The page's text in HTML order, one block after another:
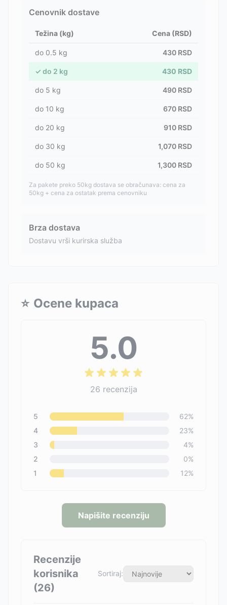
Cenovnik dostave
Težina (kg) Cena (RSD)
do 0.5 kg 430 RSD
✓ do 2 kg 430 RSD
do 5 kg 490 RSD
do 10 kg 670 RSD
do 20 kg 910 RSD
do 30 kg 1,070 RSD
do 50 kg 1,300 RSD
Za pakete preko 50kg dostava se obračunava: cena za
50kg + cena za ostatak prema cenovniku
Brza dostava
Dostavu vrši kurirska služba
⭐ Ocene kupaca
5.0
26 recenzija
5 62%
4
23%
3
4%
2
0%
1
12%
Napišite recenziju
Recenzije
korisnika
(26)
Sortiraj: